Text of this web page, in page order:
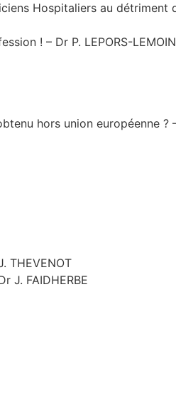
Hospitaliers au détriment
! – Dr P. LEPORS-
hors union européenne ?
THEVENOT
J. FAIDHERBE